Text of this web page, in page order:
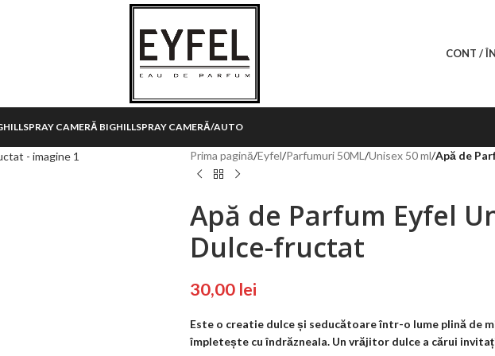
CONT /
SPRAY CAMERĂ BIGHILLSPRAY CAMERĂ/AUTO
Prima pagină/Eyfel/Parfumuri 50ML /Unisex 50 ml/Apă de
Apă de Parfum Eyfel
Dulce-fructat
30,00 lei
Este o creatie dulce și seducătoare într-o lume plină de
împletește cu îndrăzneala. Un vrăjitor dulce a cărui